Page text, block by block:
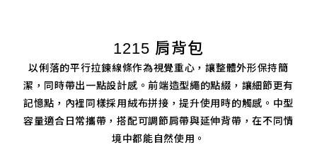
1215 肩背包
以俐落的平行拉鍊線條作為視覺重心，讓整體外形保持簡
潔，同時帶出一點設計感。前端造型繩的點綴，讓細節更有
記憶點，內裡同樣採用絨布拼接，提升使用時的觸感。中型
容量適合日常攜帶，搭配可調節肩帶與延伸背帶，在不同情
境中都能自然使用。